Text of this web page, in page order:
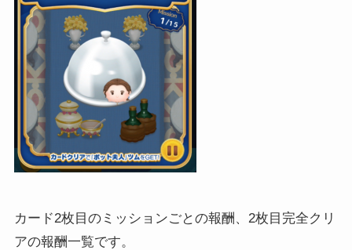
カード2枚目のミッションごとの報酬、2枚目完全クリ
アの報酬一覧です。